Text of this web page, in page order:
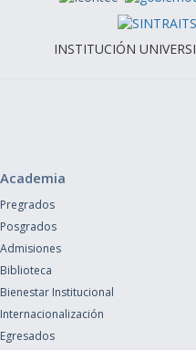
INSTITUCIÓN
Academia
Pregrados
Posgrados
Admisiones
Biblioteca
Bienestar Institucional
Internacionalización
Egresados